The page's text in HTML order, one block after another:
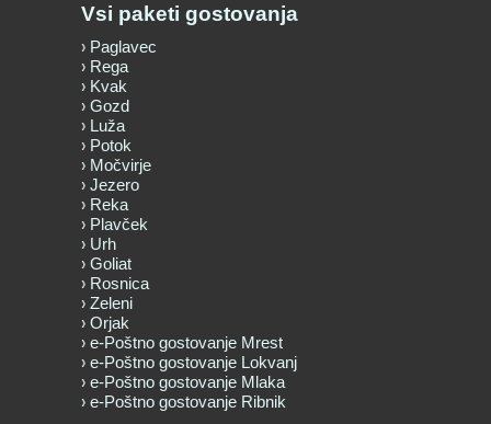
Vsi paketi gostovanja
Paglavec
Rega
Kvak
Gozd
Luža
Potok
Močvirje
Jezero
Reka
Plavček
Urh
Goliat
Rosnica
Zeleni
Orjak
e-Poštno gostovanje Mrest
e-Poštno gostovanje Lokvanj
e-Poštno gostovanje Mlaka
e-Poštno gostovanje Ribnik